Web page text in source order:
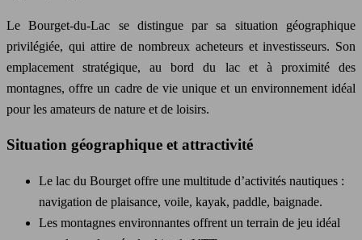
Le Bourget-du-Lac se distingue par sa situation géographique
privilégiée, qui attire de nombreux acheteurs et investisseurs. Son
emplacement stratégique, au bord du lac et à proximité des
montagnes, offre un cadre de vie unique et un environnement idéal
pour les amateurs de nature et de loisirs.
Situation géographique et attractivité
Le lac du Bourget offre une multitude d’activités nautiques :
navigation de plaisance, voile, kayak, paddle, baignade.
Les montagnes environnantes offrent un terrain de jeu idéal